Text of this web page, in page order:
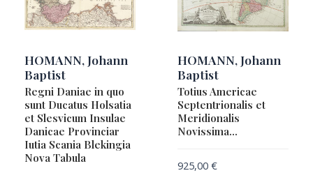
HOMANN, Johann
Baptist
Regni Daniae in quo
sunt Ducatus Holsatia
et Slesvicum Insulae
Danicae Provinciar
Iutia Scania Blekingia
Nova Tabula
HOMANN, Johann
Baptist
Totius Americae
Septentrionalis et
Meridionalis
Novissima…
925,00 €